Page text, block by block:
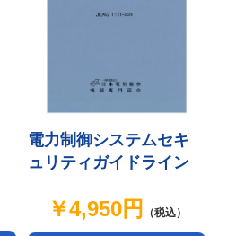
電力制御システムセキ
ュリティガイドライン
￥4,950円 （税込）